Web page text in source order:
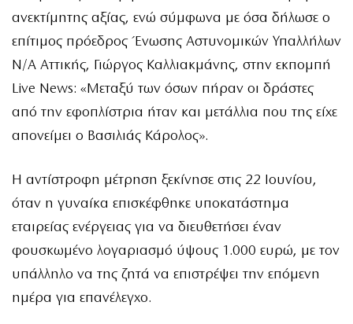
ανεκτίμητης αξίας, ενώ σύμφωνα με όσα δήλωσε ο
επίτιμος πρόεδρος Ένωσης Αστυνομικών Υπαλλήλων
Ν/Α Αττικής, Γιώργος Καλλιακμάνης, στην εκπομπή
Live News: «Μεταξύ των όσων πήραν οι δράστες
από την εφοπλίστρια ήταν και μετάλλια που της είχε
απονείμει ο Βασιλιάς Κάρολος».
Η αντίστροφη μέτρηση ξεκίνησε στις 22 Ιουνίου,
όταν η γυναίκα επισκέφθηκε υποκατάστημα
εταιρείας ενέργειας για να διευθετήσει έναν
φουσκωμένο λογαριασμό ύψους 1.000 ευρώ, με τον
υπάλληλο να της ζητά να επιστρέψει την επόμενη
ημέρα για επανέλεγχο.